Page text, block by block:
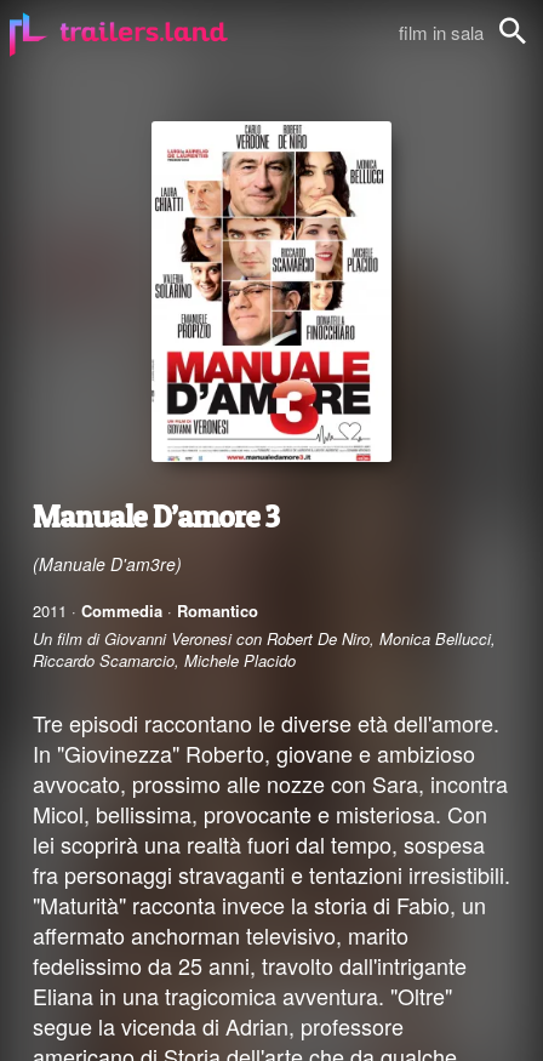
film in sala
Manuale D’amore 3
(Manuale D'am3re)
2011 · Commedia· Romantico
Un film di Giovanni Veronesi con Robert De Niro, Monica Bellucci,
Riccardo Scamarcio, Michele Placido
Tre episodi raccontano le diverse età dell'amore.
In "Giovinezza" Roberto, giovane e ambizioso
avvocato, prossimo alle nozze con Sara, incontra
Micol, bellissima, provocante e misteriosa. Con
lei scoprirà una realtà fuori dal tempo, sospesa
fra personaggi stravaganti e tentazioni irresistibili.
"Maturità" racconta invece la storia di Fabio, un
affermato anchorman televisivo, marito
fedelissimo da 25 anni, travolto dall'intrigante
Eliana in una tragicomica avventura. "Oltre"
segue la vicenda di Adrian, professore